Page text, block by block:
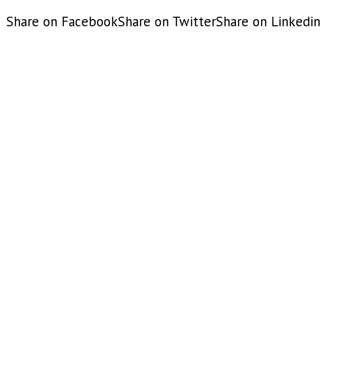
Share on FacebookShare on TwitterShare on Linkedin